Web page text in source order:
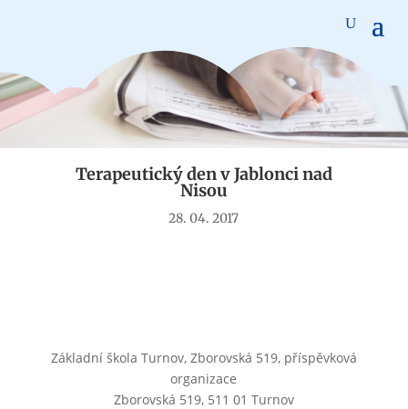
Aktuality
Terapeutický den v Jablonci nad
Nisou
28. 04. 2017
Základní škola Turnov, Zborovská 519, příspěvková
organizace
Zborovská 519, 511 01 Turnov